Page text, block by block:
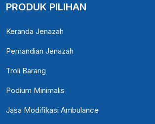
PRODUK PILIHAN
Keranda Jenazah
Pemandian Jenazah
Troli Barang
Podium Minimalis
Jasa Modifikasi Ambulance